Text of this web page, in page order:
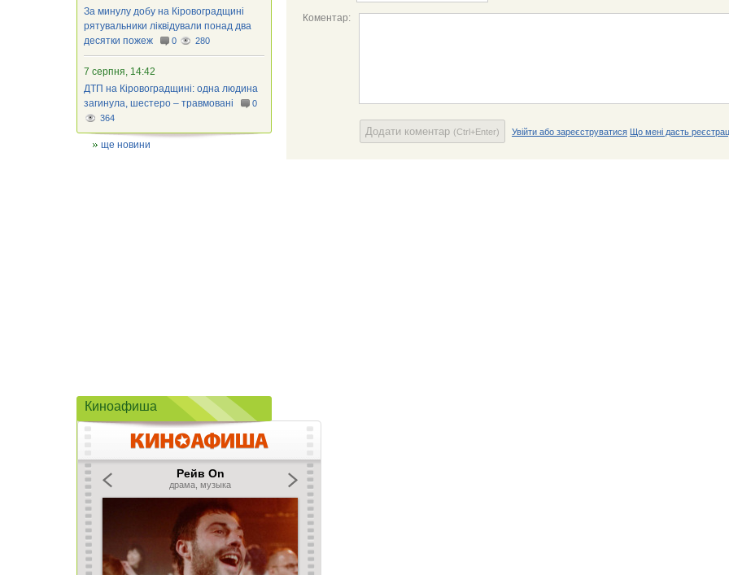
Коментар:
Додати коментар (Ctrl+Enter) Увійти або зареєструватися Що мені дасть
За минулу добу на Кіровоградщині
рятувальники ліквідували понад два
десятки пожеж
0 280
7 серпня, 14:42
ДТП на Кіровоградщині: одна людина
загинула, шестеро – травмовані
0
364
ще новини
Киноафиша